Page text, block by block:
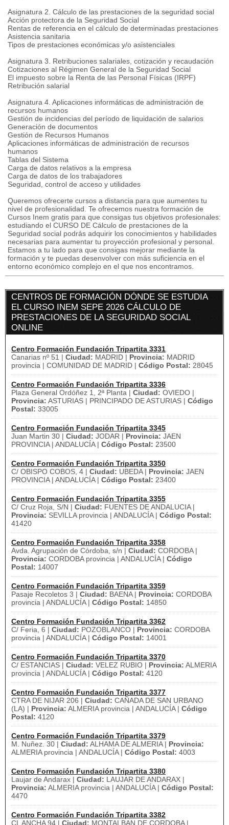
Asignatura 2. Cálculo de las prestaciones de la seguridad social
Acción protectora de la Seguridad Social
Rentas de referencia en el cálculo de determinadas prestaciones
Asistencia sanitaria
Tipos de prestaciones económicas y/o asistenciales
Asignatura 3. Retribuciones salariales, cotización y recaudación
Cotizaciones al Régimen General de la Seguridad Social
El impuesto sobre la Renta de las Personal Físicas (IRPF)
Retribución salarial
Asignatura 4. Aplicaciones informáticas de administración de
recursos humanos
Gestión de incidencias del período de liquidación de salarios
Generación de documentos
Gestión de Recursos Humanos
Aplicaciones informáticas de administración de recursos
humanos
Tablas del Sistema
Carga de datos relativos a la empresa
Carga de datos de los trabajadores
Seguridad, control de acceso y utilidades
Queremos ofrecerte cursos a distancia para que aumentes tu
nivel de profesionalidad. Te ofrecemos nuestra formación de
Cursos Inem gratis para que consigas tus objetivos profesionales:
estudiando el CURSO DE Cálculo de prestaciones de la
Seguridad social podrás adquirir los conocimientos y habilidades
necesarias para aumentar tu proyección profesional y personal.
Estamos a tu lado para que consigas mejorar mediante la
formación y te puedas desenvolver con más suficiencia en el
entorno económico complejo en el que nos encontramos.
CENTROS DE FORMACIÓN DÓNDE SE ESTUDIA
EL CURSO INEM SEPE 2026 CÁLCULO DE
PRESTACIONES DE LA SEGURIDAD SOCIAL
ONLINE
Centro Formación Fundación Tripartita 3331
Canarias nº 51 | Ciudad: MADRID | Provincia: MADRID
provincia | COMUNIDAD DE MADRID | Código Postal: 28045
Centro Formación Fundación Tripartita 3336
Plaza General Ordóñez 1, 2ª Planta | Ciudad: OVIEDO |
Provincia: ASTURIAS | PRINCIPADO DE ASTURIAS | Código
Postal: 33005
Centro Formación Fundación Tripartita 3345
Juan Martin 30 | Ciudad: JODAR | Provincia: JAEN
PROVINCIA | ANDALUCÍA | Código Postal: 23500
Centro Formación Fundación Tripartita 3350
C/ OBISPO COBOS, 4 | Ciudad: UBEDA | Provincia: JAEN
PROVINCIA | ANDALUCÍA | Código Postal: 23400
Centro Formación Fundación Tripartita 3355
C/ Cruz Roja, S/N | Ciudad: FUENTES DE ANDALUCIA |
Provincia: SEVILLA provincia | ANDALUCÍA | Código Postal:
41420
Centro Formación Fundación Tripartita 3358
Avda. Agrupación de Córdoba, s/n | Ciudad: CORDOBA |
Provincia: CORDOBA provincia | ANDALUCÍA | Código
Postal: 14007
Centro Formación Fundación Tripartita 3359
Pasaje Recoletos 3 | Ciudad: BAENA | Provincia: CORDOBA
provincia | ANDALUCÍA | Código Postal: 14850
Centro Formación Fundación Tripartita 3362
C/ Feria, 6 | Ciudad: POZOBLANCO | Provincia: CORDOBA
provincia | ANDALUCÍA | Código Postal: 14001
Centro Formación Fundación Tripartita 3370
C/ ESTANCIAS | Ciudad: VELEZ RUBIO | Provincia: ALMERIA
provincia | ANDALUCÍA | Código Postal: 4120
Centro Formación Fundación Tripartita 3377
CTRA DE NIJAR 206 | Ciudad: CAÑADA DE SAN URBANO
(LA) | Provincia: ALMERIA provincia | ANDALUCÍA | Código
Postal: 4120
Centro Formación Fundación Tripartita 3379
M. Nuñez. 30 | Ciudad: ALHAMA DE ALMERIA | Provincia:
ALMERIA provincia | ANDALUCÍA | Código Postal: 4003
Centro Formación Fundación Tripartita 3380
Laujar de Andarax | Ciudad: LAUJAR DE ANDARAX |
Provincia: ALMERIA provincia | ANDALUCÍA | Código Postal:
4470
Centro Formación Fundación Tripartita 3382
CL ANCHA 94 | Ciudad: MONTALBAN DE CORDOBA |